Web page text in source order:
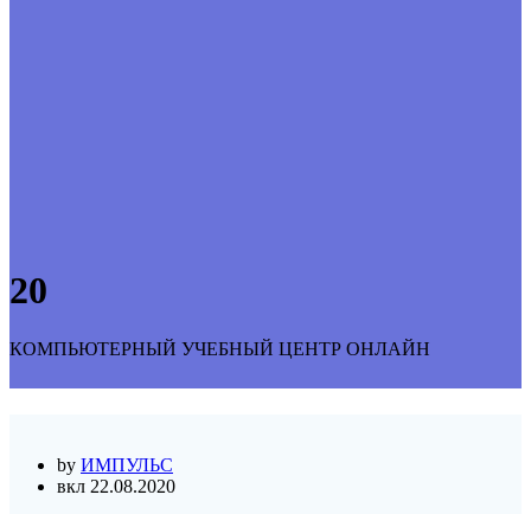
20
КОМПЬЮТЕРНЫЙ УЧЕБНЫЙ ЦЕНТР ОНЛАЙН
by ИМПУЛЬС
вкл 22.08.2020